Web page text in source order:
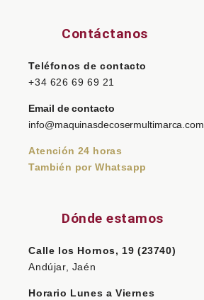
Contáctanos
Teléfonos de contacto
+34 626 69 69 21
Email de contacto
info@maquinasdecosermultimarca.com
Atención 24 horas
También por Whatsapp
Dónde estamos
Calle los Hornos, 19 (23740)
Andújar, Jaén
Horario Lunes a Viernes